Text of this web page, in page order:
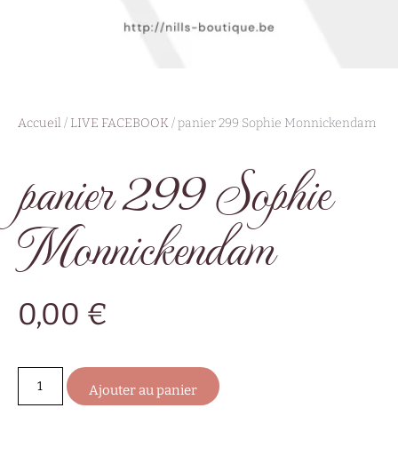
Accueil/ LIVE FACEBOOK/ panier 299 Sophie Monnickendam
panier 299 Sophie
Monnickendam
0,00 €
Ajouter au panier